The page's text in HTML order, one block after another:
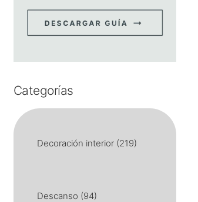
Categorías
Decoración interior (219)
Descanso (94)